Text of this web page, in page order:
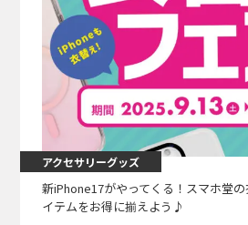
アクセサリーグッズ
新iPhone17がやってくる！スマホ堂
イテムをお得に揃えよう♪